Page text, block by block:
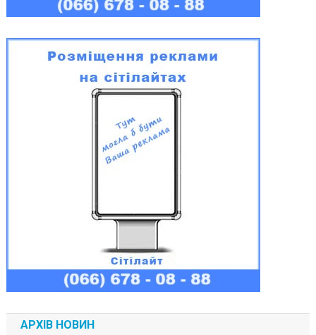
АРХІВ НОВИН